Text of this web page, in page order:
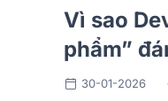
Vì sao
phẩm”
30-01-2026